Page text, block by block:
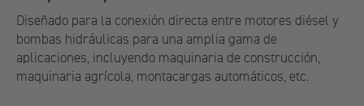
Diseñado para la conexión directa entre motores diésel y
bombas hidráulicas para una amplia gama de
aplicaciones, incluyendo maquinaria de construcción,
maquinaria agrícola, montacargas automáticos, etc.